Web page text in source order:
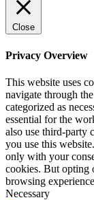
Close
Privacy Overview
This website uses
navigate through
categorized as
essential for the
also use third-party
you use this
only with your
cookies. But opting
browsing
Necessary